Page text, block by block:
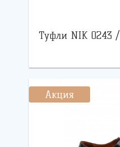
Туфли NIK 0243 /
Акция